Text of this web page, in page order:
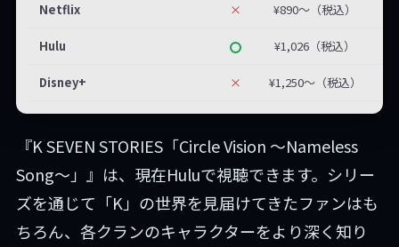
Netflix × ¥890〜（税込）
Hulu ¥1,026（税込）
Disney+ × ¥1,250〜（税込）
『K SEVEN STORIES「Circle Vision ～Nameless
Song～」』は、現在Huluで視聴できます。シリー
ズを通じて「K」の世界を見届けてきたファンはも
ちろん、各クランのキャラクターをより深く知り